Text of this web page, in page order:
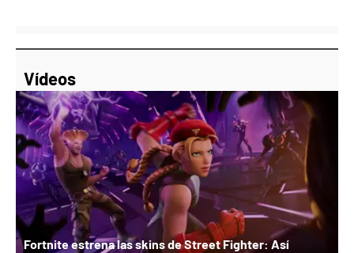
Vídeos
Fortnite estrena las skins de Street Fighter: Así